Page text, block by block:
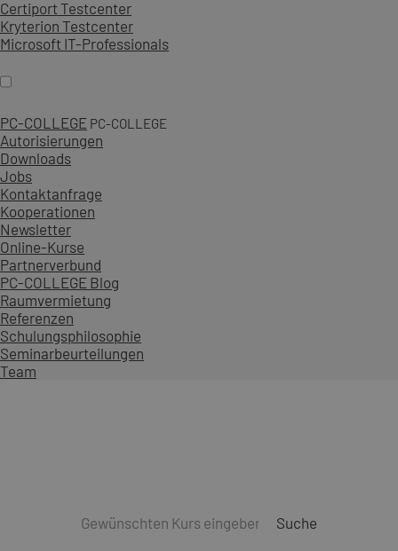
Certiport Testcenter
Kryterion Testcenter
Microsoft IT-Professionals
PC-COLLEGE PC-COLLEGE
Autorisierungen
Downloads
Jobs
Kontaktanfrage
Kooperationen
Newsletter
Online-Kurse
Partnerverbund
PC-COLLEGE Blog
Raumvermietung
Referenzen
Schulungsphilosophie
Seminarbeurteilungen
Team
Suche